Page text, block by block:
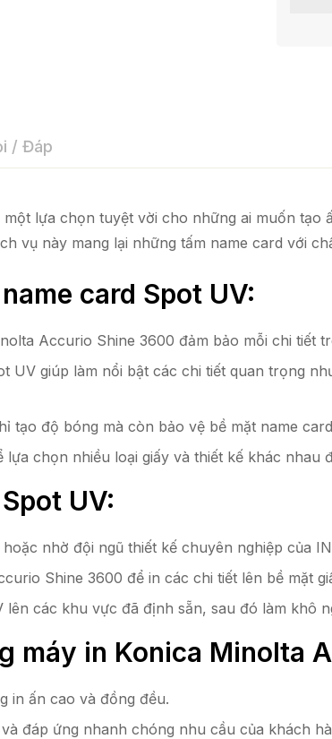
/ Đáp
một lựa chọn tuyệt vời cho những ai muốn tạo
vụ này mang lại những tấm name card với
card Spot UV:
Accurio Shine 3600 đảm bảo mỗi chi tiết
UV giúp làm nổi bật các chi tiết quan trọng
tạo độ bóng mà còn bảo vệ bề mặt name
lựa chọn nhiều loại giấy và thiết kế khác
UV:
nhờ đội ngũ thiết kế chuyên nghiệp của
Shine 3600 để in các chi tiết lên bề mặt
lên các khu vực đã định sẵn, sau đó làm khô
máy in Konica Minolta
in ấn cao và đồng đều.
đáp ứng nhanh chóng nhu cầu của khách